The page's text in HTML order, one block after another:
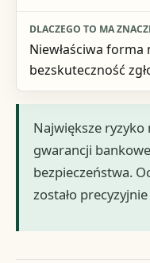
Niewłaściwa
bezskuteczność
Największe
gwarancji
bezpieczeństwa.
zostało